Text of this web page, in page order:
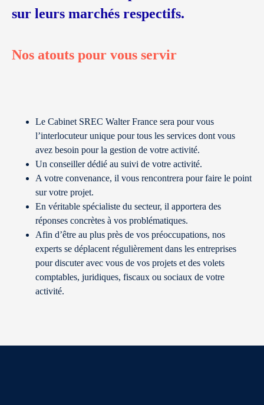
sur leurs marchés respectifs.
Nos atouts pour vous servir
Le Cabinet SREC Walter France sera pour vous
l’interlocuteur unique pour tous les services dont vous
avez besoin pour la gestion de votre activité.
Un conseiller dédié au suivi de votre activité.
A votre convenance, il vous rencontrera pour faire le point
sur votre projet.
En véritable spécialiste du secteur, il apportera des
réponses concrètes à vos problématiques.
Afin d’être au plus près de vos préoccupations, nos
experts se déplacent régulièrement dans les entreprises
pour discuter avec vous de vos projets et des volets
comptables, juridiques, fiscaux ou sociaux de votre
activité.